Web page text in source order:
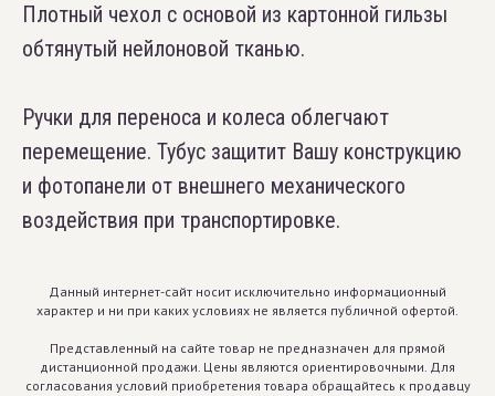
Плотный чехол с основой из картонной гильзы
обтянутый нейлоновой тканью.
Ручки для переноса и колеса облегчают
перемещение. Тубус защитит Вашу конструкцию
и фотопанели от внешнего механического
воздействия при транспортировке.
Данный интернет-сайт носит исключительно информационный
характер и ни при каких условиях не является публичной офертой.
Представленный на сайте товар не предназначен для прямой
дистанционной продажи. Цены являются ориентировочными. Для
согласования условий приобретения товара обращайтесь к продавцу